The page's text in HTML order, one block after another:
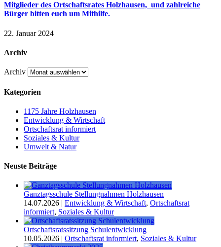
Mitglieder des Ortschaftsrates Holzhausen, und zahlreiche
Bürger bitten euch um Mithilfe.
22. Januar 2024
Archiv
Archiv
Kategorien
1175 Jahre Holzhausen
Entwicklung & Wirtschaft
Ortschaftsrat informiert
Soziales & Kultur
Umwelt & Natur
Neuste Beiträge
Ganztagsschule Stellungnahmen Holzhausen
14.07.2026 | Entwicklung & Wirtschaft, Ortschaftsrat
informiert, Soziales & Kultur
Ortschaftsratssitzung Schulentwicklung
10.05.2026 | Ortschaftsrat informiert, Soziales & Kultur